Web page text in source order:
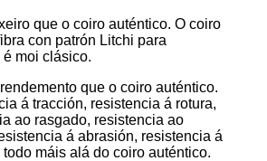
que o coiro auténtico. O coiro
con patrón Litchi para
é moi clásico.
que o coiro auténtico.
á tracción, resistencia á rotura,
ao rasgado, resistencia ao
á abrasión, resistencia á
todo máis alá do coiro auténtico.